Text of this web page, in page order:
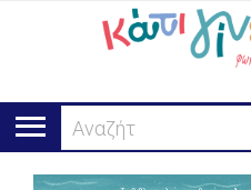
Αναζήτηση.